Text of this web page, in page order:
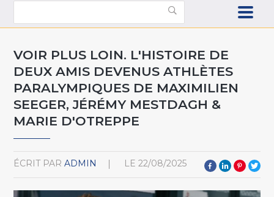
VOIR PLUS LOIN. L'HISTOIRE DE
DEUX AMIS DEVENUS ATHLÈTES
PARALYMPIQUES DE MAXIMILIEN
SEEGER, JÉRÉMY MESTDAGH &
MARIE D'OTREPPE
ÉCRIT PAR ADMIN LE 22/08/2025